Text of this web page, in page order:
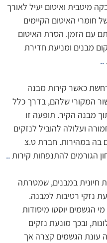
מיטבית ואיטום יעיל לאורך
חומרי האיטום הקיימים
עם הזמן. הסרת האיטום
מבנים ומניעת חדירת
..
כאשר קירות מבנה
המקורי שלהם, בדרך כלל
מבנה הקיר. תופעה זו
ועלולה להוביל לנזקים
בה במהירות. חברת ט.צ
הגורמים להתנפחות קירות ..
חיונית במבנים, שמטרתה
נזקי רטיבות למבנה.
הגשמים יוסטו מיסודות
ובכך מונעת נזקים
עונת הגשמים קצרה אך